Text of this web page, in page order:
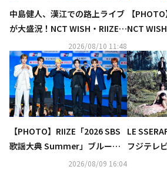
中島健人、漢江での路上ライブ
が大盛況！NCT WISH・RIIZEメ
ンバーとのダンスチャレンジも
話題に（動画あり）
2026/08/10 11:48
【
NCT
arts イア
典
トに登場
【PHOTO】RIIZE「2026 SBS
歌謡大典 Summer」ブルーカ
2026/08/09 16:04
LE
フジテレ
定！